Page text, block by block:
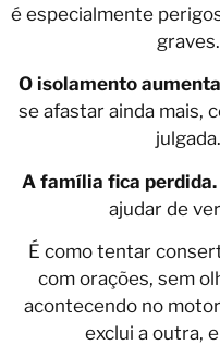
é especialmente
graves.
O isolamento
se afastar ainda mais,
julgada.
A família fica perdida.
ajudar de
É como tentar
com orações, sem
acontecendo no
exclui a outra,